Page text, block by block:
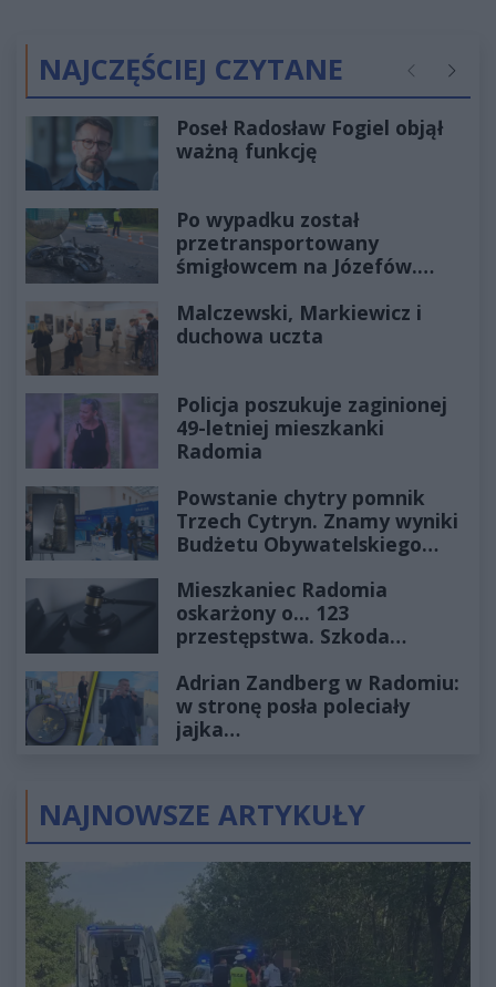
NAJCZĘŚCIEJ CZYTANE Poprzednie
Poseł Radosław Fogiel objął
ważną funkcję
Po wypadku został
przetransportowany
śmigłowcem na Józefów.
Malczewski, Markiewicz i
duchowa uczta
Policja poszukuje zaginionej
49-letniej mieszkanki
Radomia
Powstanie chytry pomnik
Trzech Cytryn. Znamy wyniki
Budżetu Obywatelskiego
Mieszkaniec Radomia
oskarżony o... 123
przestępstwa. Szkoda
złotych
Adrian Zandberg w Radomiu:
w stronę posła poleciały
jajka…
NAJNOWSZE ARTYKUŁY